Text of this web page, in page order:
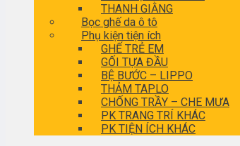
THANH GIẰNG
Bọc ghế da ô tô
Phụ kiện tiện ích
GHẾ TRẺ EM
GỐI TỰA ĐẦU
BỆ BƯỚC – LIPPO
THẢM TAPLO
CHỐNG TRẦY – CHE MƯA
PK TRANG TRÍ KHÁC
PK TIỆN ÍCH KHÁC